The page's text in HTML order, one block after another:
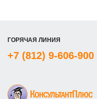
ГОРЯЧАЯ ЛИНИЯ
+7 (812) 9-606-900